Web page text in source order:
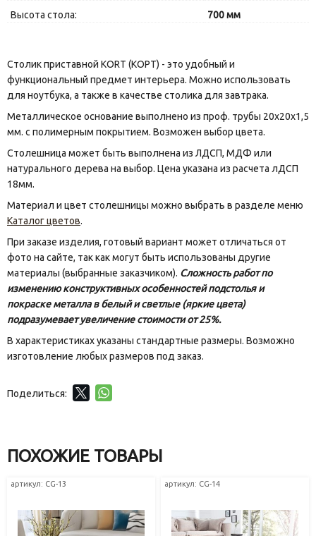
Высота стола:
700 мм
Столик приставной KORT (КОРТ) - это удобный и
функциональный предмет интерьера. Можно использовать
для ноутбука, а также в качестве столика для завтрака.
Металлическое основание выполнено из проф. трубы 20х20х1,5
мм. с полимерным покрытием. Возможен выбор цвета.
Столешница может быть выполнена из ЛДСП, МДФ или
натурального дерева на выбор. Цена указана из расчета лДСП
18мм.
Материал и цвет столешницы можно выбрать в разделе меню
Каталог цветов.
При заказе изделия, готовый вариант может отличаться от
фото на сайте, так как могут быть использованы другие
материалы (выбранные заказчиком). Сложность работ по
изменению конструктивных особенностей подстолья и
покраске металла в белый и светлые (яркие цвета)
подразумевает увеличение стоимости от 25%.
В характеристиках указаны стандартные размеры. Возможно
изготовление любых размеров под заказ.
Поделиться:
ПОХОЖИЕ ТОВАРЫ
артикул: CG-13 артикул: CG-14